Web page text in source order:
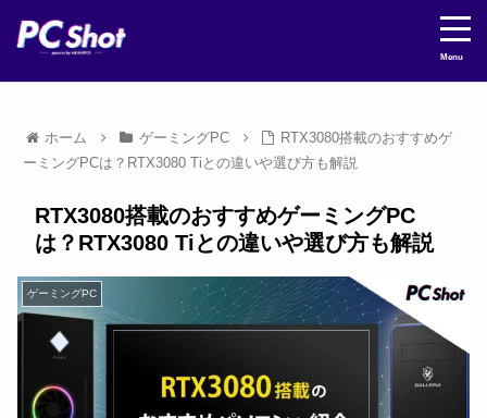
Menu
ホーム ゲーミングPC
RTX3080搭載のおすすめゲ
ーミングPCは？RTX3080 Tiとの違いや選び方も解説
RTX3080搭載のおすすめゲーミングPC
は？RTX3080 Tiとの違いや選び方も解説
ゲーミングPC